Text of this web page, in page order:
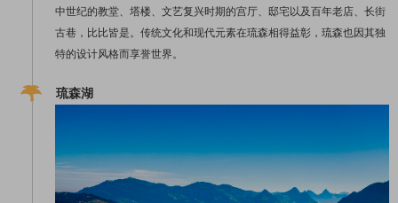
中世纪的教堂、塔楼、文艺复兴时期的宫厅、邸宅以及百年老店、长街
古巷，比比皆是。传统文化和现代元素在琉森相得益彰，琉森也因其独
特的设计风格而享誉世界。
琉森湖